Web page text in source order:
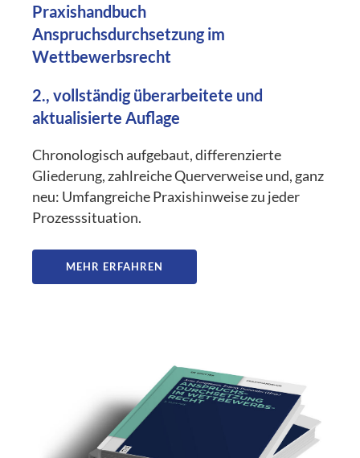
Praxishandbuch
Anspruchsdurchsetzung im
Wettbewerbsrecht
2., vollständig überarbeitete und
aktualisierte Auflage
Chronologisch aufgebaut, differenzierte
Gliederung, zahlreiche Querverweise und, ganz
neu: Umfangreiche Praxishinweise zu jeder
Prozesssituation.
MEHR ERFAHREN